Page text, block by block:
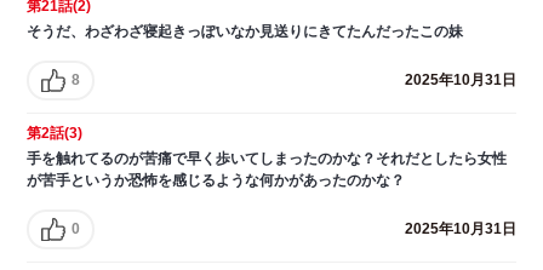
第21話(2)
そうだ、わざわざ寝起きっぽいなか見送りにきてたんだったこの妹
8 2025年10月31日
第2話(3)
手を触れてるのが苦痛で早く歩いてしまったのかな？それだとしたら女性
が苦手というか恐怖を感じるような何かがあったのかな？
0 2025年10月31日